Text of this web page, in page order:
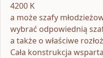
4200 K
a może szafy
wybrać odpowiednią
a także o właściwe
Cała konstrukcja